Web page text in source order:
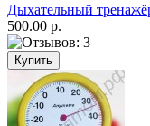
Дыхательный
500.00 р.